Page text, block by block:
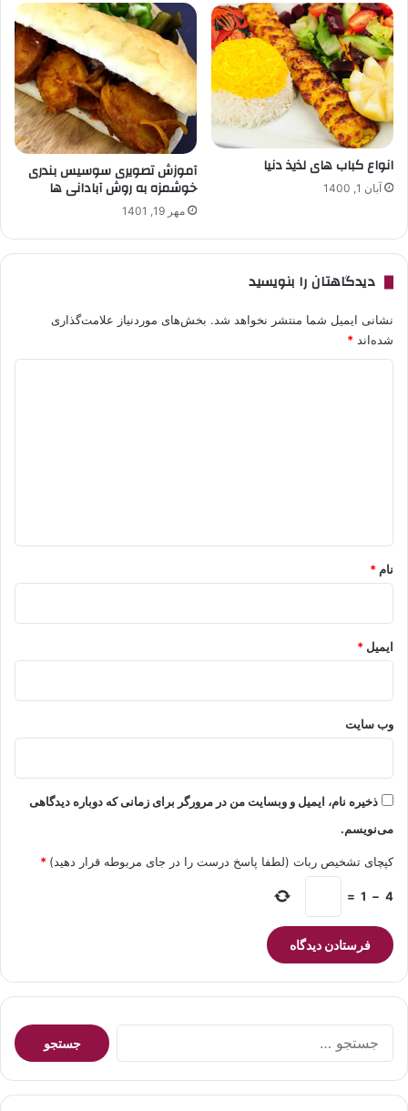
انواع کباب های لذیذ دنیا
آبان 1, 1400
آموزش تصویری سوسیس بندری
خوشمزه به روش آبادانی ها
مهر 19, 1401
دیدگاهتان را بنویسید
نشانی ایمیل شما منتشر نخواهد شد. بخش‌های موردنیاز علامت‌گذاری
شده‌اند *
نام *
ایمیل *
وب‌ سایت
ذخیره نام، ایمیل و وبسایت من در مرورگر برای زمانی که دوباره دیدگاهی
می‌نویسم.
کپچای تشخیص ربات (لطفا پاسخ درست را در جای مربوطه قرار دهید) *
4
−
1
=
جستجو
برای: